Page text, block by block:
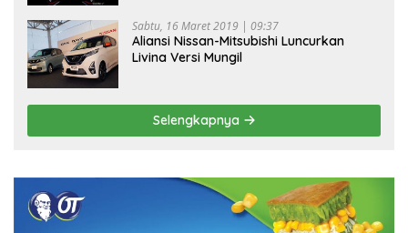
Sabtu, 16 Maret 2019 | 09:37
Aliansi Nissan-Mitsubishi Luncurkan
Livina Versi Mungil
Selengkapnya